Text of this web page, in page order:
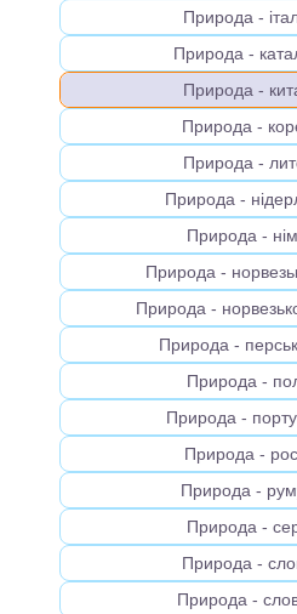
Природа -
Природа -
Природа -
Природа -
Природа -
Природа -
Природа -
Природа -
Природа -
Природа -
Природа -
Природа -
Природа -
Природа -
Природа -
Природа -
Природа -